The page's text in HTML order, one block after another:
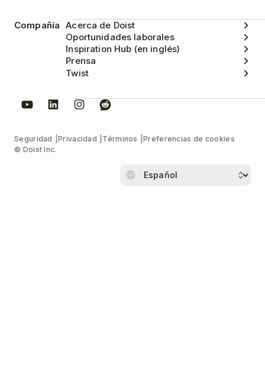
Compañía Acerca de Doist
Oportunidades laborales
Inspiration Hub (en inglés)
Prensa
Twist
Seguridad Privacidad Términos
Preferencias de cookies
© Doist Inc.